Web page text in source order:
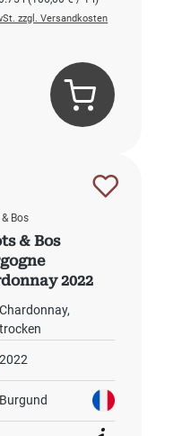
zzgl. Versandkosten
Bos
& Bos
2022
Chardonnay
trocken
2022
Burgund